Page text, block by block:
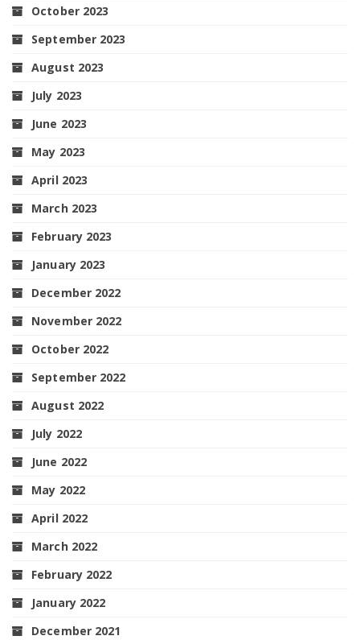
October 2023
September 2023
August 2023
July 2023
June 2023
May 2023
April 2023
March 2023
February 2023
January 2023
December 2022
November 2022
October 2022
September 2022
August 2022
July 2022
June 2022
May 2022
April 2022
March 2022
February 2022
January 2022
December 2021